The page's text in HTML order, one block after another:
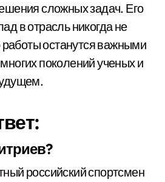
сложных задач. Его
в отрасль никогда не
работы останутся важными
поколений ученых и
российский спортсмен